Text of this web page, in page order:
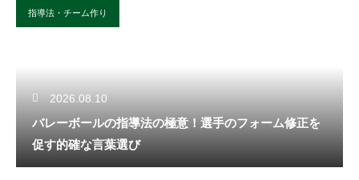
指導法・チーム作り
2026.08.10
バレーボールの指導法の極意！選手のフォーム修正を
促す的確な言葉選び